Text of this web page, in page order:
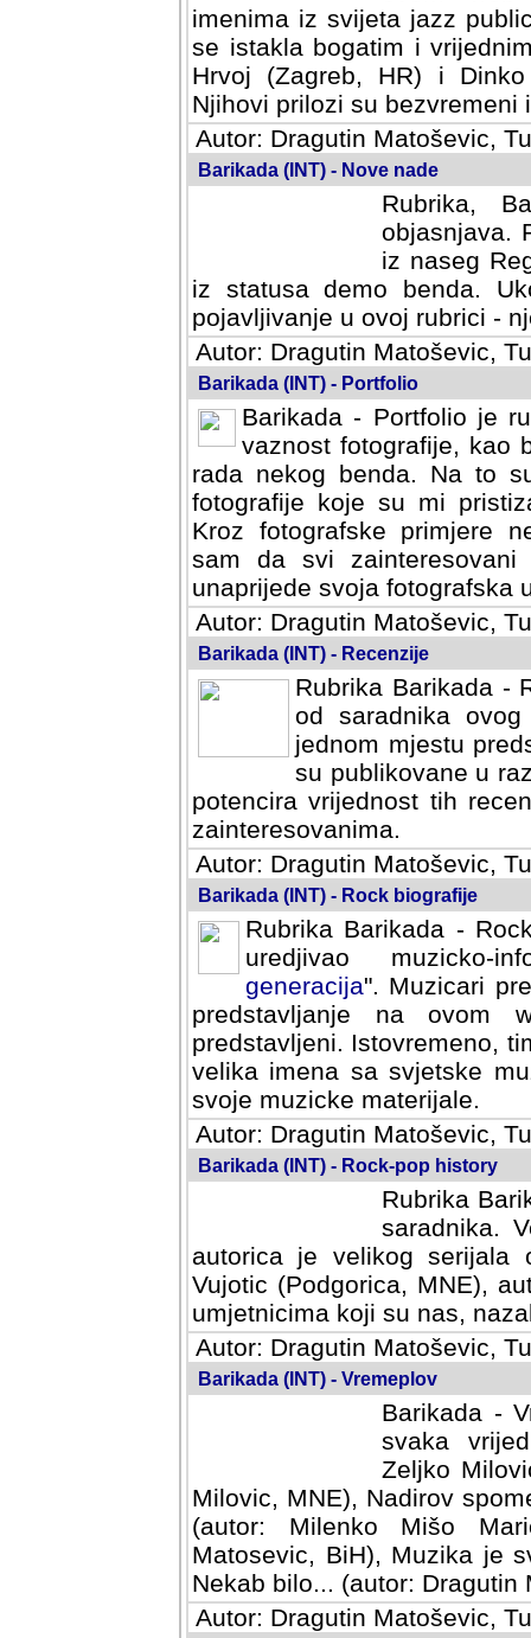
imenima iz svijeta jazz
se istakla bogatim i
Hrvoj (Zagreb, HR) i
Njihovi prilozi su bezvremeni
Autor: Dragutin Matoševic,
Barikada (INT) - Nove nade
Rubrika,
objasnjava.
iz naseg
iz statusa demo benda.
pojavljivanje u ovoj rubrici -
Autor: Dragutin Matoševic,
Barikada (INT) - Portfolio
Barikada - Portfolio je
vaznost fotografije, kao
rada nekog benda. Na to
fotografije koje su mi
fotografske primjere
svi zainteresovani
svoja fotografska umijeca.
Autor: Dragutin Matoševic,
Barikada (INT) - Recenzije
Rubrika Barikada -
od saradnika
jednom mjestu
su publikovane u
potencira vrijednost tih
zainteresovanima.
Autor: Dragutin Matoševic,
Barikada (INT) - Rock biografije
Rubrika Barikada -
uredjivao muzicko-
Muzicari predstavljeni u
na ovom web portalu
Istovremeno, tim nacinom
sa svjetske muzicke scene
materijale.
Autor: Dragutin Matoševic,
Barikada (INT) - Rock-pop history
Rubrika
saradnika.
autorica je velikog serijala
Vujotic (Podgorica, MNE),
umjetnicima koji su nas,
Autor: Dragutin Matoševic,
Barikada (INT) - Vremeplov
Barikada -
svaka
Milovic,
MNE), Nadirov spomenar
Milenko Mišo Maric, UK),
Muzika je svirala (autor:
(autor: Dragutin Matosevic,
Autor: Dragutin Matoševic,